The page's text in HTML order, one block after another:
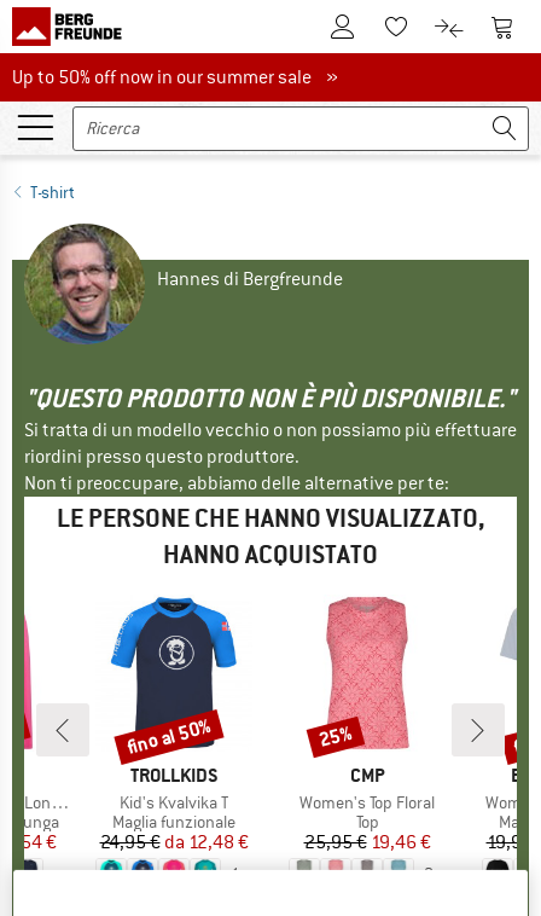
Al conto clienteAlla lista
Al Al
Up to 50% off now in our summer sale
Up to 50% off now in our summer sale »
T-shirt
Hannes di Bergfreunde
"QUESTO PRODOTTO NON È PIÙ DISPONIBILE."
Si tratta di un modello vecchio o non possiamo più effettuare
riordini presso questo produttore.
Non ti preoccupare, abbiamo delle alternative per te:
LE PERSONE CHE HANNO VISUALIZZATO,
HANNO ACQUISTATO
Sleeve
lunga
ridotto
€
MARCHIO
TROLLKIDS
Articolo
Kid's Kvalvika T
Gruppo di prodotti
Maglia funzionale
Prezzo
24,95 € Prezzo ridotto
da 12,48 €
1
Sconto
fino al 50%
MARCHIO
CMP
Articolo
Women's Top Floral
Gruppo di prodotti
Top
Prezzo
25,95 €Prezzo ridotto
19,46 €
2
Sconto
25%
Articolo
19,95